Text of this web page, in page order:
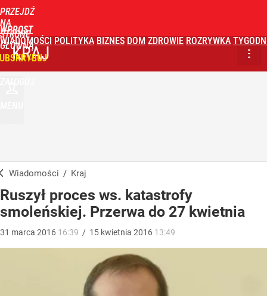
PRZEJDŹ
NA
STRONĘ
GŁÓWNĄ
WPROST
WIADOMOŚCI POLITYKA BIZNES DOM ZDROWIE ROZRYWKA
KRAJ
Wiadomości / Kraj
Ruszył proces ws. katastrofy
smoleńskiej. Przerwa do 27 kwietnia
31 marca 2016 16:39 / 15 kwietnia 2016 13:49